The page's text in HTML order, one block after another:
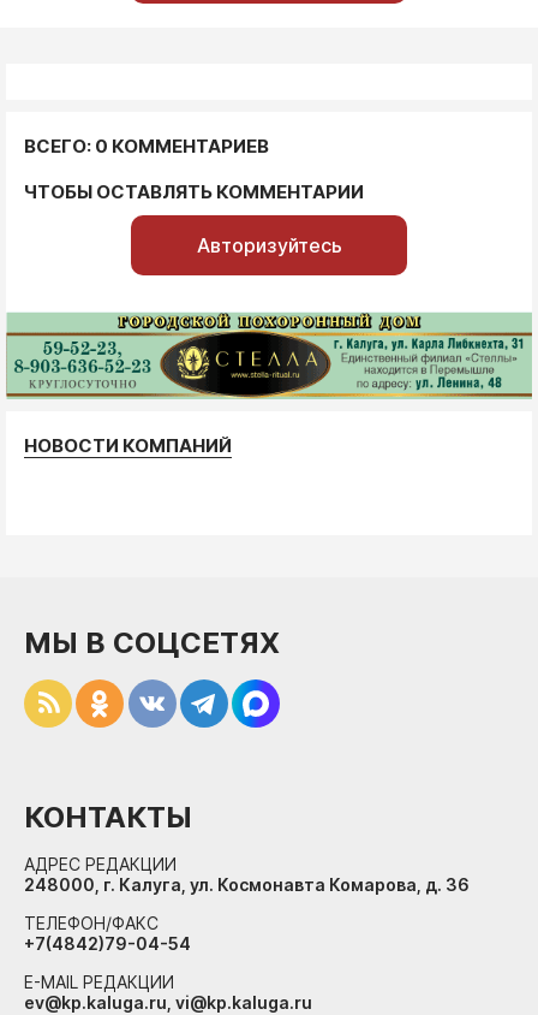
ВСЕГО: 0 КОММЕНТАРИЕВ
ЧТОБЫ ОСТАВЛЯТЬ КОММЕНТАРИИ
Авторизуйтесь
НОВОСТИ КОМПАНИЙ
МЫ В СОЦСЕТЯХ
КОНТАКТЫ
АДРЕС РЕДАКЦИИ
248000, г. Калуга, ул. Космонавта Комарова, д. 36
ТЕЛЕФОН/ФАКС
+7(4842)79-04-54
E-MAIL РЕДАКЦИИ
ev@kp.kaluga.ru, vi@kp.kaluga.ru